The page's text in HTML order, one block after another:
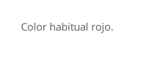
Color habitual rojo.